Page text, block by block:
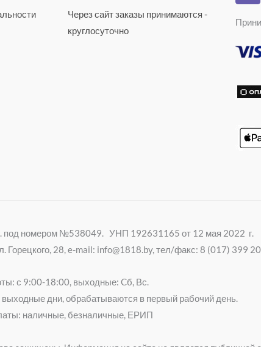
Через сайт заказы принимаются -
круглосуточно
m
s
i
k
e
под номером №538049. УНП 192631165 от 12 мая 2022 г.
28, e-mail: info@1818.by, тел/факс: 8 (017) 399
с 9:00-18:00, выходные: Cб, Вс.
дни, обрабатываются в первый рабочий день.
наличные, безналичные, ЕРИП